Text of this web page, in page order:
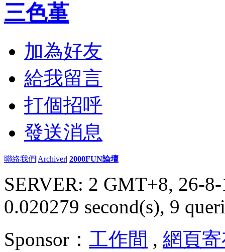
三色堇
加為好友
給我留言
打個招呼
發送消息
聯絡我們|Archiver| 2000FUN論壇
SERVER: 2 GMT+8, 26-
0.020279 second(s), 9
Sponsor： 工作間 , 網頁